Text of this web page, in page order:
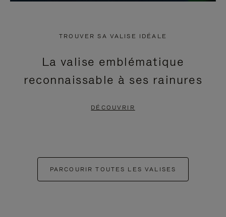
TROUVER SA VALISE IDÉALE
La valise emblématique
reconnaissable à ses rainures
DÉCOUVRIR
PARCOURIR TOUTES LES VALISES